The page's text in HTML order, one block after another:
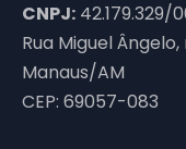
CNPJ: 42.179.329/
Rua Miguel
Manaus/AM
CEP: 69057-083